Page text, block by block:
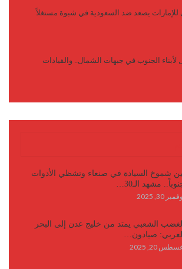
للإمارات يصعد ضد السعودية في شبوة مستغلاً
لأبناء الجنوب في جبهات الشمال.. والقيادات
شموخ السيادة في صنعاء وتشظي الأدوات
مشهد الـ30…
30, 2025
الغضب الشعبي يمتد من خليج عدن إلى البحر
العربي: صيادون…
20, 2025